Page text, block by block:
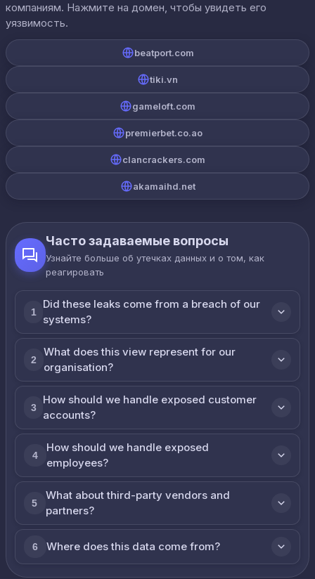
компаниям. Нажмите на домен, чтобы увидеть его
уязвимость.
beatport.com
tiki.vn
gameloft.com
premierbet.co.ao
clancrackers.com
akamaihd.net
Часто задаваемые вопросы
Узнайте больше об утечках данных и о том, как
реагировать
1
Did these leaks come from a breach of our
systems?
2
What does this view represent for our
organisation?
3
How should we handle exposed customer
accounts?
4
How should we handle exposed
employees?
5
What about third-party vendors and
partners?
6 Where does this data come from?